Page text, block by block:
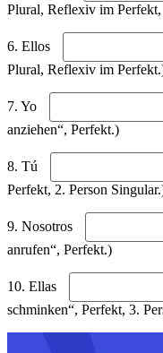
Plural, Reflexiv im Perfekt,
6. Ellos
Plural, Reflexiv im
7. Yo
anziehen“, Perfekt.)
8. Tú
Perfekt, 2. Person
9. Nosotros
anrufen“, Perfekt.)
10. Ellas
schminken“, Perfekt, 3.